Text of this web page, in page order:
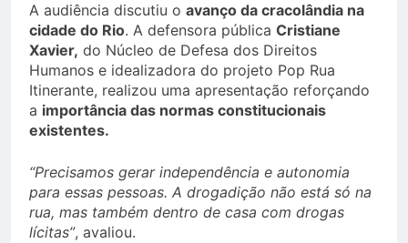
A audiência discutiu o avanço da cracolândia na
cidade do Rio. A defensora pública Cristiane
Xavier, do Núcleo de Defesa dos Direitos
Humanos e idealizadora do projeto Pop Rua
Itinerante, realizou uma apresentação reforçando
a importância das normas constitucionais
existentes.
“Precisamos gerar independência e autonomia
para essas pessoas. A drogadição não está só na
rua, mas também dentro de casa com drogas
lícitas”, avaliou.